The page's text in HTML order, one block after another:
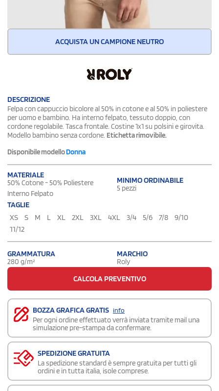
ACQUISTA UN CAMPIONE NEUTRO
DESCRIZIONE
Felpa con cappuccio bicolore al 50% in cotone e al 50% in poliestere
per uomo e bambino. Ha interno felpato, tessuto doppio, con
cordone regolabile. Tasca frontale. Costine 1x1 su polsini e girovita.
Modello bambino senza cordone. Etichetta rimovibile.
Disponibile modelloDonna
MATERIALE
50% Cotone - 50% Poliestere
Interno Felpato
MINIMO ORDINABILE
5 pezzi
TAGLIE
XS
S M L XL 2XL 3XL 4XL 3/4 5/6 7/8
9/10
11/12
GRAMMATURA
280 g/m²
MARCHIO
Roly
CALCOLA PREVENTIVO
BOZZA GRAFICA GRATIS info
Per ogni ordine effettuato verrà inviata tramite mail una
simulazione pre-stampa da confermare.
SPEDIZIONE GRATUITA
La spedizione standard è sempre gratuita per tutti gli
ordini e in tutta italia, isole comprese.